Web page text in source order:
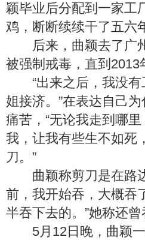
颖毕业后分配到一家工
鸡，断断续续干了五六
后来，曲颖去了广州
被强制戒毒，直到2013
“出来之后，我没有
姐接济。”在表达自己
痛苦，“无论我走到哪
我，让我有些生不如死
刀。”
曲颖称剪刀是在路边
前，我开始吞，大概吞
半吞下去的。”她称还
5月12日晚，曲颖一